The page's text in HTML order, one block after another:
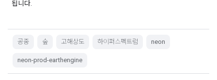
됩니다.
공중 숲 고해상도 하이퍼스펙트럼 neon
neon-prod-earthengine